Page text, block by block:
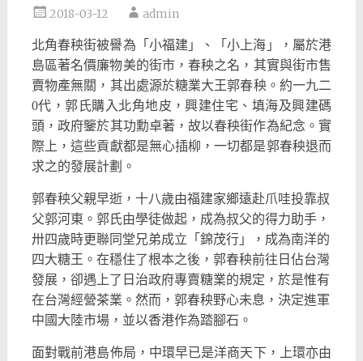
2018-03-12 admin
北角春秧街被譽為「小福建」、「小上海」， 屬於港
島區著名價廉物美的街市，春秧之名， 其實與街市售
賣物產無關，其出處源於糖業大王郭春秧。約一九二
0代，郭氏購入北角地皮，興建住宅、填海及興建碼
頭，政府鑒於其功勳卓著，故以春秧街作為紀念。實
際上，這些貢獻都是無心插柳，一切都是郭春秧退而
求之的發展計劃。
郭春秧父親早逝，十八歲由福建家鄉遠赴爪哇投靠叔
父郭河東。 郭氏由學徒做起，成為叔父的得力助手，
卅四歲時更聯同堂兄弟成立「錦茂行」，成為南洋的
四大糖王。 在穩住了根本之後，郭春秧前往日佔台灣
發展， 卻遇上了日治政府專賣糖業的規定，於是惟有
在台灣經營茶業。 然而，郭春秧野心未息，決定進軍
中國大陸市場， 並以香港作為踏腳石。
面對戰前港島佈局，中環早已是洋商天下，上環亦由